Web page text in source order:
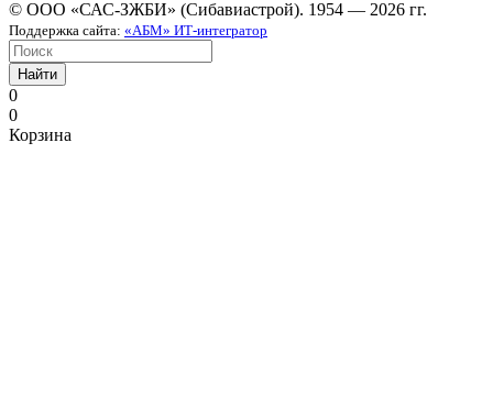
© ООО «САС-ЗЖБИ» (Сибавиастрой). 1954 — 2026 гг.
Поддержка сайта: «АБМ» ИТ-интегратор
Найти
0
0
Корзина